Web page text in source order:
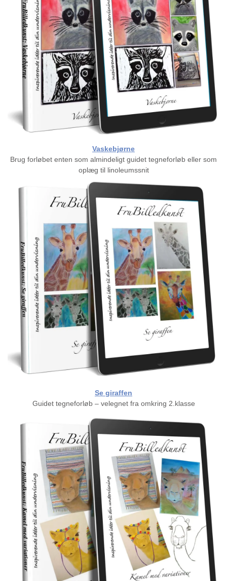
Vaskebjørne
Brug forløbet enten som almindeligt guidet tegneforløb eller som
oplæg til linoleumssnit
Se giraffen
Guidet tegneforløb – velegnet fra omkring 2.klasse